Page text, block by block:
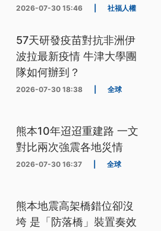
2026-07-30 15:46 社福人權
57天研發疫苗對抗非洲伊
波拉最新疫情 牛津大學團
隊如何辦到？
2026-07-30 18:38 全球
熊本10年迢迢重建路 一文
對比兩次強震各地災情
2026-07-30 16:37 全球
熊本地震高架橋錯位卻沒
垮 是「防落橋」裝置奏效